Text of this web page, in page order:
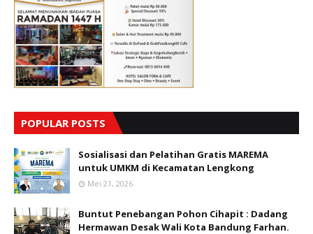
POPULAR POSTS
Sosialisasi dan Pelatihan Gratis MAREMA
untuk UMKM di Kecamatan Lengkong
Mei 21, 2026
Buntut Penebangan Pohon Cihapit : Dadang
Hermawan Desak Wali Kota Bandung Farhan.